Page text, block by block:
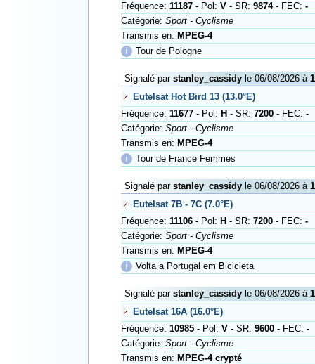
Fréquence: 11187- Pol: V- SR: 9874- FEC: -
Catégorie: Sport - Cyclisme
Transmis en: MPEG-4
ℹ
Tour de Pologne
Signalé par stanley_cassidyle 06/08/2026 à
Eutelsat Hot Bird 13 (13.0°E)
Fréquence: 11677- Pol: H - SR: 7200- FEC: -
Catégorie: Sport - Cyclisme
Transmis en: MPEG-4
ℹ
Tour de France Femmes
Signalé par stanley_cassidyle 06/08/2026 à
Eutelsat 7B - 7C (7.0°E)
Fréquence: 11106- Pol: H - SR: 7200- FEC: -
Catégorie: Sport - Cyclisme
Transmis en: MPEG-4
ℹ
Volta a Portugal em Bicicleta
Signalé par stanley_cassidyle 06/08/2026 à
Eutelsat 16A (16.0°E)
Fréquence: 10985- Pol: V- SR: 9600- FEC: -
Catégorie: Sport - Cyclisme
Transmis en: MPEG-4 crypté